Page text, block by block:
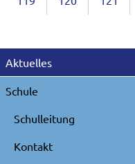
Navigation
überspringen
Aktuelles
Schule
Schulleitung
Kontakt